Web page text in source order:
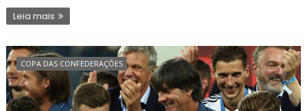
Leia mais
COPA DAS CONFEDERAÇÕES